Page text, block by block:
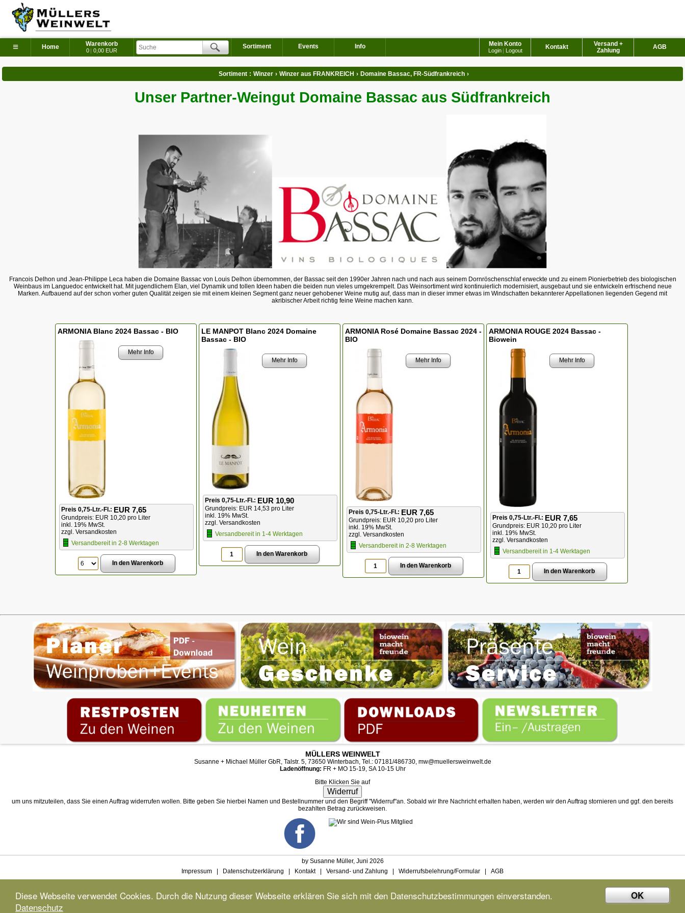
OK
Diese Webseite verwendet Cookies. Durch die Nutzung dieser Webseite erklären Sie sich mit den Datenschutzbestimmungen einverstanden.
Datenschutz
≡ Home Warenkorb
0 | 0,00 EUR
Sortiment Events Info AGB
Versand +
Zahlung
Kontakt
Mein Konto
Login | Logout
Sortiment : Winzer › Winzer aus FRANKREICH › Domaine Bassac, FR-Südfrankreich ›
Unser Partner-Weingut Domaine Bassac aus Südfrankreich
Francois Delhon und Jean-Philippe Leca haben die Domaine Bassac von Louis Delhon übernommen, der Bassac seit den 1990er Jahren nach und nach aus seinem Dornröschenschlaf erweckte und zu einem Pionierbetrieb des biologischen
Weinbaus im Languedoc entwickelt hat. Mit jugendlichem Elan, viel Dynamik und tollen Ideen haben die beiden nun vieles umgekrempelt. Das Weinsortiment wird kontinuierlich modernisiert, ausgebaut und sie entwickeln erfrischend neue
Marken. Aufbauend auf der schon vorher guten Qualität zeigen sie mit einem kleinen Segment ganz neuer gehobener Weine mutig auf, dass man in dieser immer etwas im Windschatten bekannterer Appellationen liegenden Gegend mit
akribischer Arbeit richtig feine Weine machen kann.
ARMONIA Blanc 2024 Bassac - BIO
Mehr Info
Preis 0,75-Ltr.-Fl.: EUR 7,65
Grundpreis: EUR 10,20 pro Liter
inkl. 19% MwSt.
zzgl. Versandkosten
Versandbereit in 2-8 Werktagen
LE MANPOT Blanc 2024 Domaine
Bassac - BIO
Mehr Info
Preis 0,75-Ltr.-Fl.: EUR 10,90
Grundpreis: EUR 14,53 pro Liter
inkl. 19% MwSt.
zzgl. Versandkosten
Versandbereit in 1-4 Werktagen
ARMONIA Rosé Domaine Bassac 2024 -
BIO
Mehr Info
Preis 0,75-Ltr.-Fl.: EUR 7,65
Grundpreis: EUR 10,20 pro Liter
inkl. 19% MwSt.
zzgl. Versandkosten
Versandbereit in 2-8 Werktagen
ARMONIA ROUGE 2024 Bassac -
Biowein
Mehr Info
Preis 0,75-Ltr.-Fl.: EUR 7,65
Grundpreis: EUR 10,20 pro Liter
inkl. 19% MwSt.
zzgl. Versandkosten
Versandbereit in 1-4 Werktagen
MÜLLERS WEINWELT
Susanne + Michael Müller GbR, Talstr. 5, 73650 Winterbach, Tel.: 07181/486730, mw@muellersweinwelt.de
Ladenöffnung: FR + MO 15-19, SA 10-15 Uhr
Bitte Klicken Sie auf
Widerruf
um uns mitzuteilen, dass Sie einen Auftrag widerrufen wollen. Bitte geben Sie hierbei Namen und Bestellnummer und den Begriff "Widerruf"an. Sobald wir Ihre Nachricht erhalten haben, werden wir den Auftrag stornieren und ggf. den bereits
bezahlten Betrag zurückweisen.
by Susanne Müller, Juni 2026
Impressum
Datenschutzerklärung Kontakt Versand- und Zahlung Widerrufsbelehrung/Formular AGB